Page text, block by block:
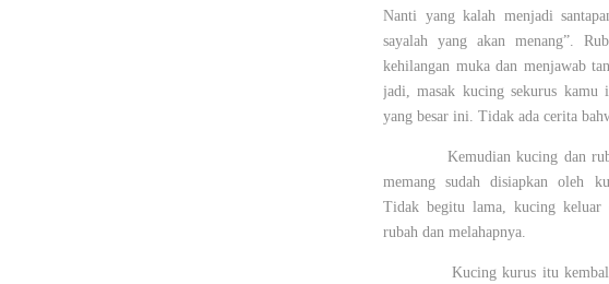
Nanti yang kalah menjadi
sayalah yang akan menang”.
kehilangan muka dan menjawab
jadi, masak kucing sekurus kamu
yang besar ini. Tidak ada cerita
Kemudian kucing dan
memang sudah disiapkan oleh
Tidak begitu lama, kucing keluar
rubah dan melahapnya.
Kucing kurus itu